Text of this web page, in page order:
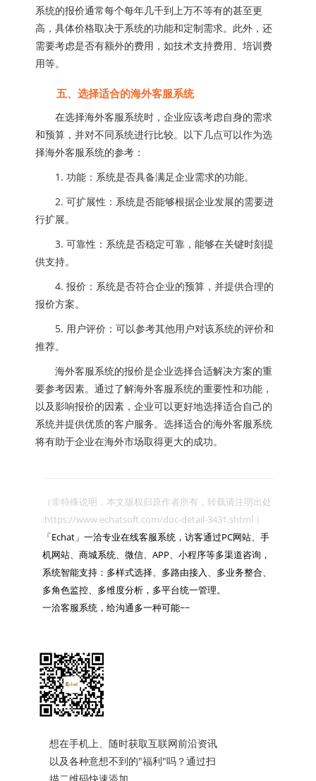
系统的报价通常每个每年几千到上万不等有的甚至更
高，具体价格取决于系统的功能和定制需求。此外，还
需要考虑是否有额外的费用，如技术支持费用、培训费
用等。
五、选择适合的海外客服系统
在选择海外客服系统时，企业应该考虑自身的需求
和预算，并对不同系统进行比较。以下几点可以作为选
择海外客服系统的参考：
1. 功能：系统是否具备满足企业需求的功能。
2. 可扩展性：系统是否能够根据企业发展的需要进
行扩展。
3. 可靠性：系统是否稳定可靠，能够在关键时刻提
供支持。
4. 报价：系统是否符合企业的预算，并提供合理的
报价方案。
5. 用户评价：可以参考其他用户对该系统的评价和
推荐。
海外客服系统的报价是企业选择合适解决方案的重
要参考因素。通过了解海外客服系统的重要性和功能，
以及影响报价的因素，企业可以更好地选择适合自己的
系统并提供优质的客户服务。选择适合的海外客服系统
将有助于企业在海外市场取得更大的成功。
（非特殊说明，本文版权归原作者所有，转载请注明出处
:https://www.echatsoft.com/doc-detail-3431.shtml ）
「Echat」一洽专业在线客服系统，访客通过PC网站、手
机网站、商城系统、微信、APP、小程序等多渠道咨询，
系统智能支持：多样式选择、多路由接入、多业务整合、
多角色监控、多维度分析，多平台统一管理。
一洽客服系统，给沟通多一种可能~~
想在手机上、随时获取互联网前沿资讯
以及各种意想不到的"福利"吗？通过扫